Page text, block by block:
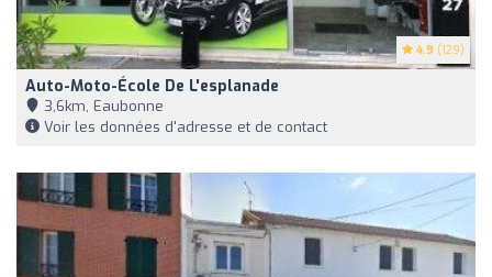
4.9 (129)
Auto-Moto-École De L'esplanade
3,6km, Eaubonne
Voir les données d'adresse et de contact